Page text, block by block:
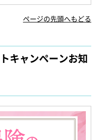
ページの先頭へもどる
キャンペーンお知